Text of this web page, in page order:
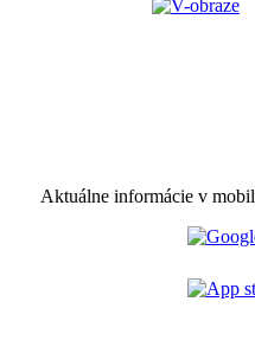
Aktuálne informácie v